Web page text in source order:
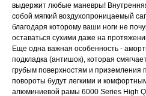
выдержит любые маневры!
собой мягкий воздухопроницаемый
благодаря которому ваши ноги не
оставаться сухими даже на
Еще одна важная особенность -
подкладка (антишок), которая
грубым поверхностям и приземления
повороты будут легкими и
алюминиевой рамы 6000 Series High